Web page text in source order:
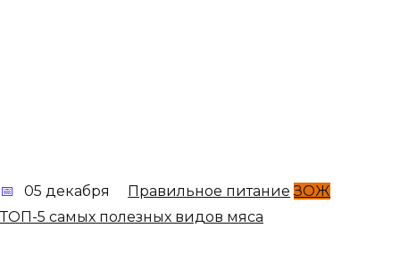
05 декабря Правильное питание ЗОЖ
ТОП-5 самых полезных видов мяса